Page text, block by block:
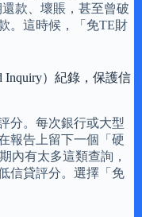
款、壞賬，甚至曾破
。這時候，「免TE財
Inquiry）紀錄，保護信
分。每次銀行或大型
報告上留下一個「硬
內有太多這類查詢，
信貸評分。選擇「免